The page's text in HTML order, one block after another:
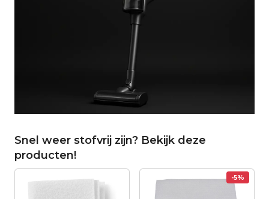
Snel weer stofvrij zijn? Bekijk deze
producten!
-5%